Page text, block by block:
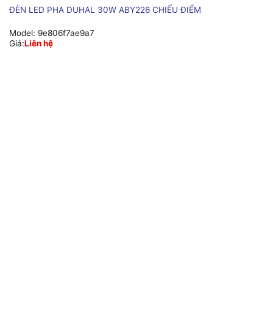
ĐÈN LED PHA DUHAL 30W ABY226 CHIẾU ĐIỂM
Model: 9e806f7ae9a7
Giá:Liên hệ